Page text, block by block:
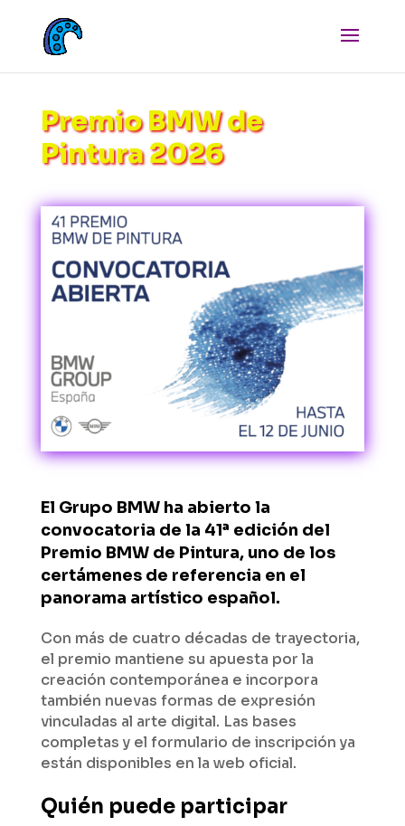
Premio BMW de
Pintura 2026
El Grupo BMW ha abierto la
convocatoria de la 41ª edición del
Premio BMW de Pintura, uno de los
certámenes de referencia en el
panorama artístico español.
Con más de cuatro décadas de trayectoria,
el premio mantiene su apuesta por la
creación contemporánea e incorpora
también nuevas formas de expresión
vinculadas al arte digital. Las bases
completas y el formulario de inscripción ya
están disponibles en la web oficial.
Quién puede participar